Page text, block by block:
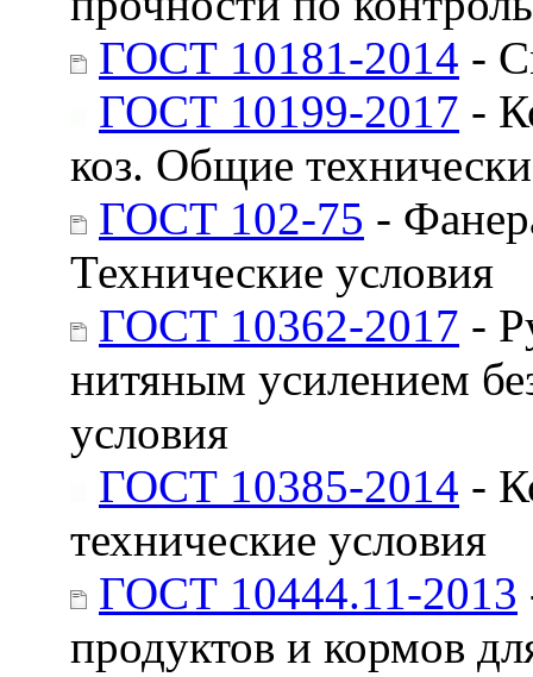
ГОСТ 10181-2014 -
ГОСТ 10199-2017 -
коз. Общие
ГОСТ 102-75 -
Технические условия
ГОСТ 10362-2017 -
нитяным усилением
условия
ГОСТ 10385-2014 -
технические условия
ГОСТ 10444.11-2013
продуктов и кормов